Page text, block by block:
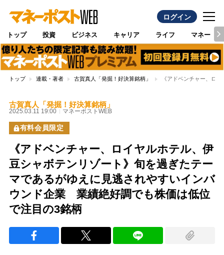
ログイン
トップ 投資 ビジネス キャリア ライフ マネー
トップ 連載・著者 古賀真人「発掘！好決算銘柄」 《アドベンチャー、ロ
古賀真人「発掘！好決算銘柄」
2025.03.11 19:00 マネーポストWEB
有料会員限定
《アドベンチャー、ロイヤルホテル、伊
豆シャボテンリゾート》旬を過ぎたテー
マであるがゆえに見逃されやすいインバ
ウンド企業 業績絶好調でも株価は低位
で注目の3銘柄